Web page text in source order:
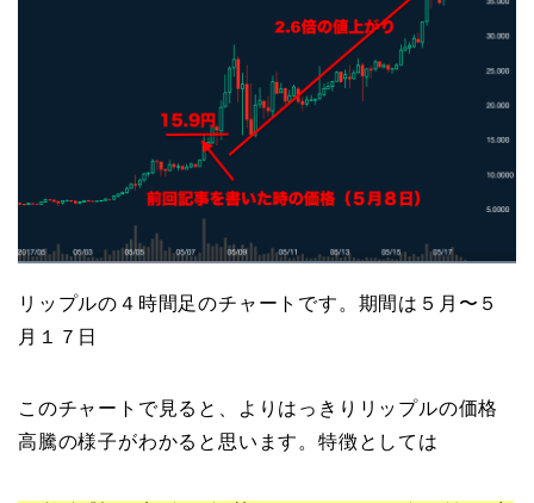
リップルの４時間足のチャートです。期間は５月〜５
月１７日
このチャートで見ると、よりはっきりリップルの価格
高騰の様子がわかると思います。特徴としては